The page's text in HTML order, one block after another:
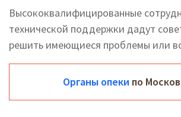
Высококвалифицированные
технической поддержки дадут
решить имеющиеся проблемы или
Органы опеки по